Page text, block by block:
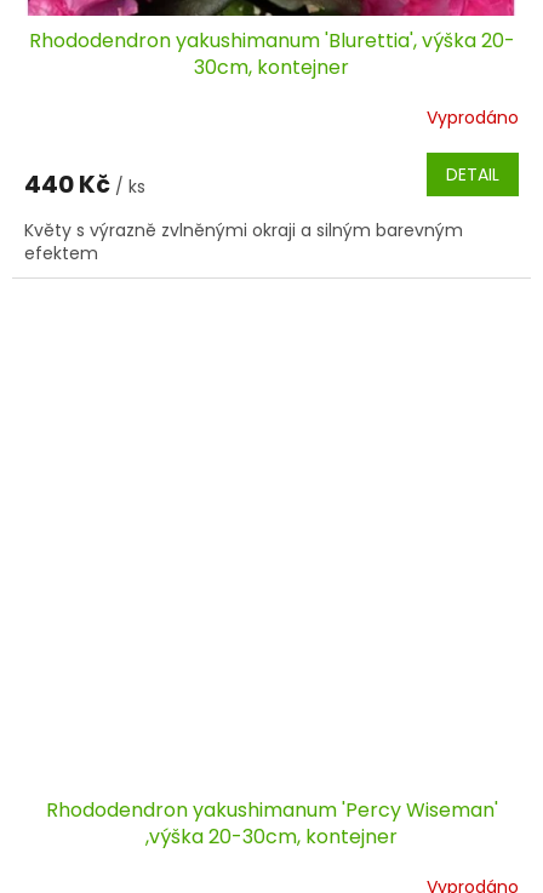
Rhododendron yakushimanum 'Blurettia', výška 20-
30cm, kontejner
Vyprodáno
440 Kč / ks DETAIL
Květy s výrazně zvlněnými okraji a silným barevným
efektem
Rhododendron yakushimanum 'Percy Wiseman'
,výška 20-30cm, kontejner
Vyprodáno